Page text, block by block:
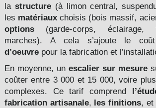
Les Design +
la structure(à limon central,
les matériaux choisis (bois massif,
options(garde-corps, éclairage,
marches). A cela s’ajoute le
d’oeuvrepour la fabrication et
En moyenne, un escalier sur mesure
coûter entre 3 000 et 15 000, voire
complexes. Ce tarif comprend
fabrication artisanale, les finitions, et